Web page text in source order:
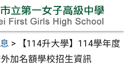
>
【114升大學】114學年度
加名額學校招生資訊